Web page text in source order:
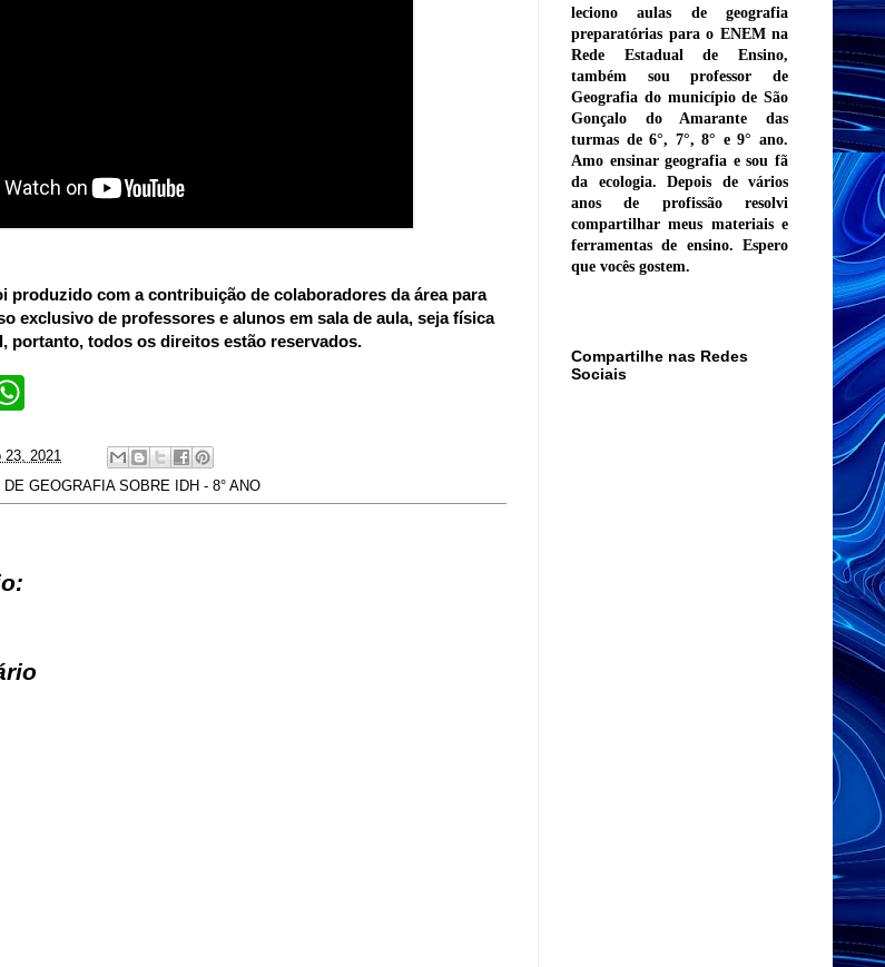
produzido com a contribuição de colaboradores da área para
exclusivo de professores e alunos em sala de aula, seja física
portanto, todos os direitos estão reservados.
s
p
p
23, 2021
GEOGRAFIA SOBRE IDH - 8° ANO
leciono aulas de geografia
preparatórias para o ENEM na
Rede Estadual de Ensino,
também sou professor de
Geografia do município de São
Gonçalo do Amarante das
turmas de 6°, 7°, 8° e 9° ano.
Amo ensinar geografia e sou fã
da ecologia. Depois de vários
anos de profissão resolvi
compartilhar meus materiais e
ferramentas de ensino. Espero
que vocês gostem.
Compartilhe nas Redes
Sociais